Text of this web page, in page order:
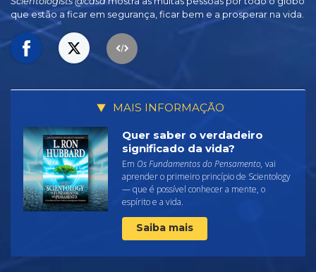
que estão a ficar em segurança, ficar bem e a prosperar na vida.
MAIS INFORMAÇÃO
Quer saber o verdadeiro
significado da vida?
Em Os Fundamentos do Pensamento, vai
aprender o primeiro princípio de Scientology
— que é possível conhecer a mente, o
espírito e a vida.
Saiba mais